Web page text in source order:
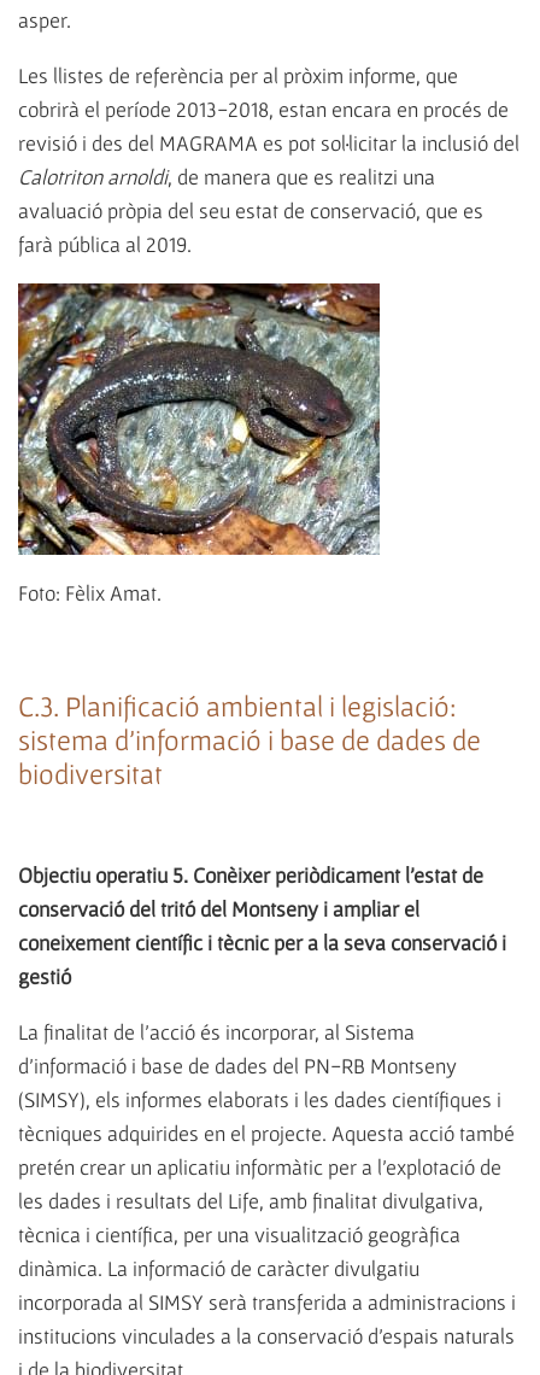
asper.
Les llistes de referència per al pròxim informe, que
cobrirà el període 2013-2018, estan encara en procés de
revisió i des del MAGRAMA es pot sol·licitar la inclusió del
Calotriton arnoldi, de manera que es realitzi una
avaluació pròpia del seu estat de conservació, que es
farà pública al 2019.
Foto: Fèlix Amat.
C.3. Planificació ambiental i legislació:
sistema d'informació i base de dades de
biodiversitat
Objectiu operatiu 5. Conèixer periòdicament l'estat de
conservació del tritó del Montseny i ampliar el
coneixement científic i tècnic per a la seva conservació i
gestió
La finalitat de l'acció és incorporar, al Sistema
d'informació i base de dades del PN-RB Montseny
(SIMSY), els informes elaborats i les dades científiques i
tècniques adquirides en el projecte. Aquesta acció també
pretén crear un aplicatiu informàtic per a l'explotació de
les dades i resultats del Life, amb finalitat divulgativa,
tècnica i científica, per una visualització geogràfica
dinàmica. La informació de caràcter divulgatiu
incorporada al SIMSY serà transferida a administracions i
institucions vinculades a la conservació d'espais naturals
i de la biodiversitat.